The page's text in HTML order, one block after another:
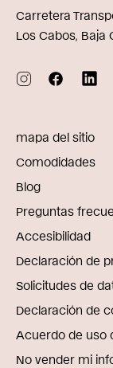
Carretera
Los Cabos, Baja
mapa del sitio
Comodidades
Blog
Preguntas
Accesibilidad
Declaración de
Solicitudes de
Declaración de
Acuerdo de uso
No vender mi